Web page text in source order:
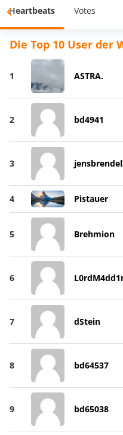
Heartbeats Votes
Die Top 10 User der
1 ASTRA.
2 bd4941
3
4 Pistauer
5 Brehmion
6
7 dStein
8 bd64537
9 bd65038